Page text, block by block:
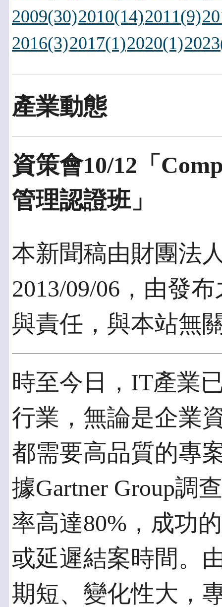
2009(30)2010(14)2011(9)
2016(3)2017(1)2020(1)
產業動態
資策會10/12「
管理認證班」
本新聞稿由財團法
2013/09/06，由發
與責任，與本站無
時至今日，IT產業
行業，無論是企業
都需要高品質的專
據Gartner Group調
率高達80%，成功
或延遲結案時間。
期短、變化性大，